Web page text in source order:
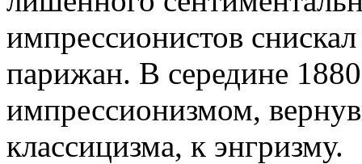
импрессионистов
парижан. В середине
импрессионизмом,
классицизма, к энгризму.